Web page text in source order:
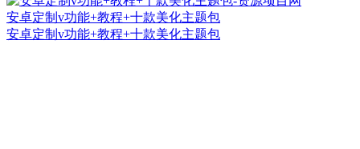
安卓定制v功能+教程+十款美化主题包
安卓定制v功能+教程+十款美化主题包